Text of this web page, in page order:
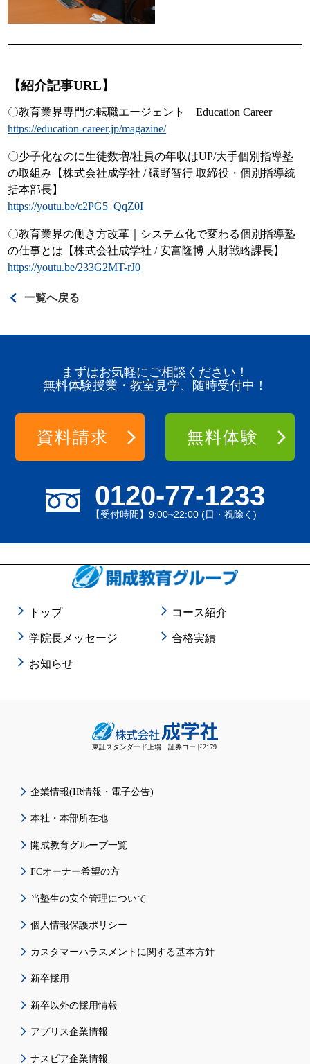
【紹介記事URL】
〇教育業界専門の転職エージェント Education Career
https://education-career.jp/magazine/
〇少子化なのに生徒数増/社員の年収はUP/大手個別指導塾
の取組み【株式会社成学社 / 礒野智行 取締役・個別指導統
括本部長】
https://youtu.be/c2PG5_QqZ0I
〇教育業界の働き方改革｜システム化で変わる個別指導塾
の仕事とは【株式会社成学社 / 安富隆博 人財戦略課長】
https://youtu.be/233G2MT-rJ0
一覧へ戻る
まずはお気軽にご相談ください！
無料体験授業・教室見学、随時受付中！
0120-77-1233
【受付時間】9:00~22:00 (日・祝除く)
資料請求 無料体験
トップ コース紹介
学院長メッセージ 合格実績
お知らせ
東証スタンダード上場 証券コード2179
企業情報(IR情報・電子公告)
本社・本部所在地
開成教育グループ一覧
FCオーナー希望の方
当塾生の安全管理について
個人情報保護ポリシー
カスタマーハラスメントに関する基本方針
新卒採用
新卒以外の採用情報
アプリス企業情報
ナスピア企業情報